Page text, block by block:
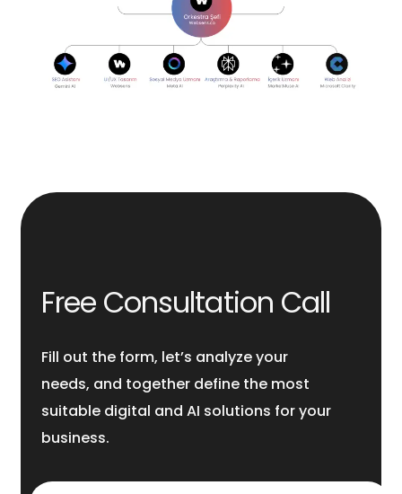
Free Consultation Call
Fill out the form, let’s analyze your
needs, and together define the most
suitable digital and AI solutions for your
business.